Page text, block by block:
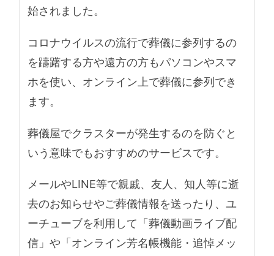
始されました。
コロナウイルスの流行で葬儀に参列するの
を躊躇する方や遠方の方もパソコンやスマ
ホを使い、オンライン上で葬儀に参列でき
ます。
葬儀屋でクラスターが発生するのを防ぐと
いう意味でもおすすめのサービスです。
メールやLINE等で親戚、友人、知人等に逝
去のお知らせやご葬儀情報を送ったり、ユ
ーチューブを利用して「葬儀動画ライブ配
信」や「オンライン芳名帳機能・追悼メッ